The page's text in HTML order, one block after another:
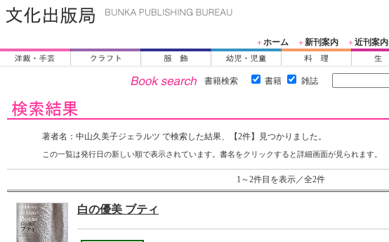
＋ホーム ＋新刊案内 ＋近刊案内
書籍検索 書籍 雑誌
著者名：中山久美子ジェラルツ で検索した結果、【2件】見つかりました。
この一覧は発行日の新しい順で表示されています。書名をクリックすると詳細画面が見られます。
1～2件目を表示／全2件
白の優美 ブティ